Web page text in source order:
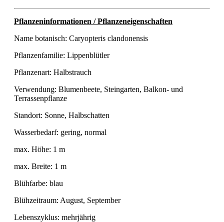
Pflanzeninformationen / Pflanzeneigenschaften
Name botanisch: Caryopteris clandonensis
Pflanzenfamilie: Lippenblütler
Pflanzenart: Halbstrauch
Verwendung: Blumenbeete, Steingarten, Balkon- und
Terrassenpflanze
Standort: Sonne, Halbschatten
Wasserbedarf: gering, normal
max. Höhe: 1 m
max. Breite: 1 m
Blühfarbe: blau
Blühzeitraum: August, September
Lebenszyklus: mehrjährig